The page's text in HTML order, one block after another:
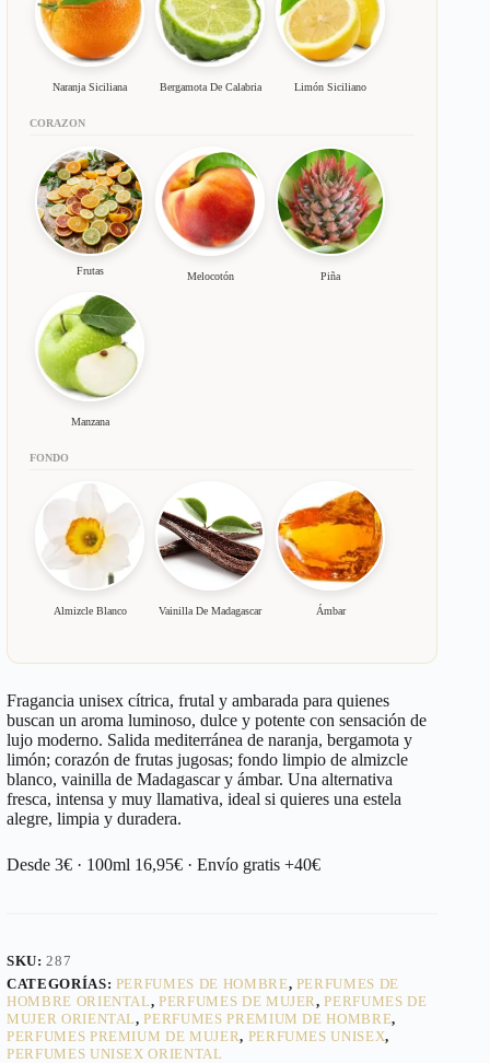
Naranja Siciliana Bergamota De Calabria Limón Siciliano
CORAZON
Frutas Melocotón Piña
Manzana
FONDO
Almizcle Blanco Vainilla De Madagascar Ámbar
Fragancia unisex cítrica, frutal y ambarada para quienes
buscan un aroma luminoso, dulce y potente con sensación de
lujo moderno. Salida mediterránea de naranja, bergamota y
limón; corazón de frutas jugosas; fondo limpio de almizcle
blanco, vainilla de Madagascar y ámbar. Una alternativa
fresca, intensa y muy llamativa, ideal si quieres una estela
alegre, limpia y duradera.
Desde 3€ · 100ml 16,95€ · Envío gratis +40€
SKU:287
CATEGORÍAS: PERFUMES DE HOMBRE, PERFUMES DE
HOMBRE ORIENTAL,PERFUMES DE MUJER,PERFUMES DE
MUJER ORIENTAL,PERFUMES PREMIUM DE HOMBRE,
PERFUMES PREMIUM DE MUJER, PERFUMES UNISEX,
PERFUMES UNISEX ORIENTAL